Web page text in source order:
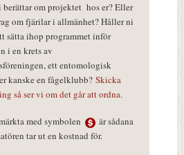
om projektet hos er? Eller
om fjärilar i allmänhet? Håller ni
sätta ihop programmet inför
i en krets av
ett entomologisk
kanske en fågelklubb? Skicka
så ser vi om det går att ordna.
med symbolen
är sådana
tar ut en kostnad för.